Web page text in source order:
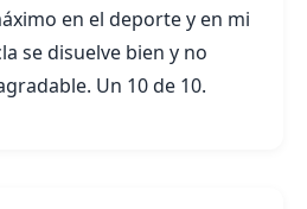
en el deporte y en mi
se disuelve bien y no
Un 10 de 10.